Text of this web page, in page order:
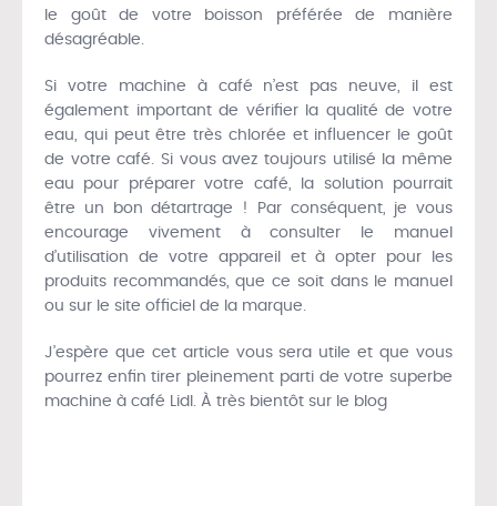
le goût de votre boisson préférée de manière
désagréable.
Si votre machine à café n’est pas neuve, il est
également important de vérifier la qualité de votre
eau, qui peut être très chlorée et influencer le goût
de votre café. Si vous avez toujours utilisé la même
eau pour préparer votre café, la solution pourrait
être un bon détartrage ! Par conséquent, je vous
encourage vivement à consulter le manuel
d’utilisation de votre appareil et à opter pour les
produits recommandés, que ce soit dans le manuel
ou sur le site officiel de la marque.
J’espère que cet article vous sera utile et que vous
pourrez enfin tirer pleinement parti de votre superbe
machine à café Lidl. À très bientôt sur le blog